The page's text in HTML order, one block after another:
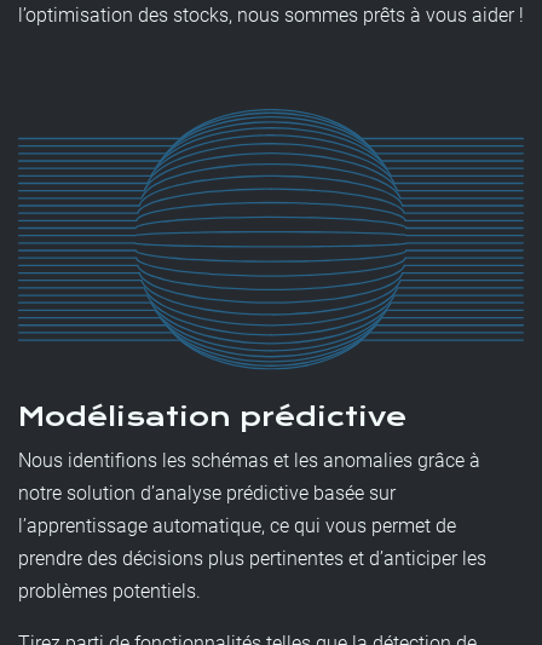
l’optimisation des stocks, nous sommes prêts à vous aider !
Modélisation prédictive
Nous identifions les schémas et les anomalies grâce à
notre solution d’analyse prédictive basée sur
l’apprentissage automatique, ce qui vous permet de
prendre des décisions plus pertinentes et d’anticiper les
problèmes potentiels.